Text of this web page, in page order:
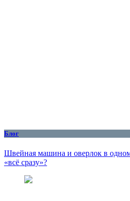
Блог
Швейная машина и оверлок в одном
«всё сразу»?